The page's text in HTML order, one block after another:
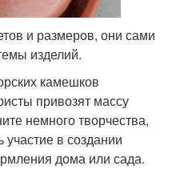
и размеров, они сами
изделий.
камешков
привозят массу
немного творчества,
в создании
дома или сада.